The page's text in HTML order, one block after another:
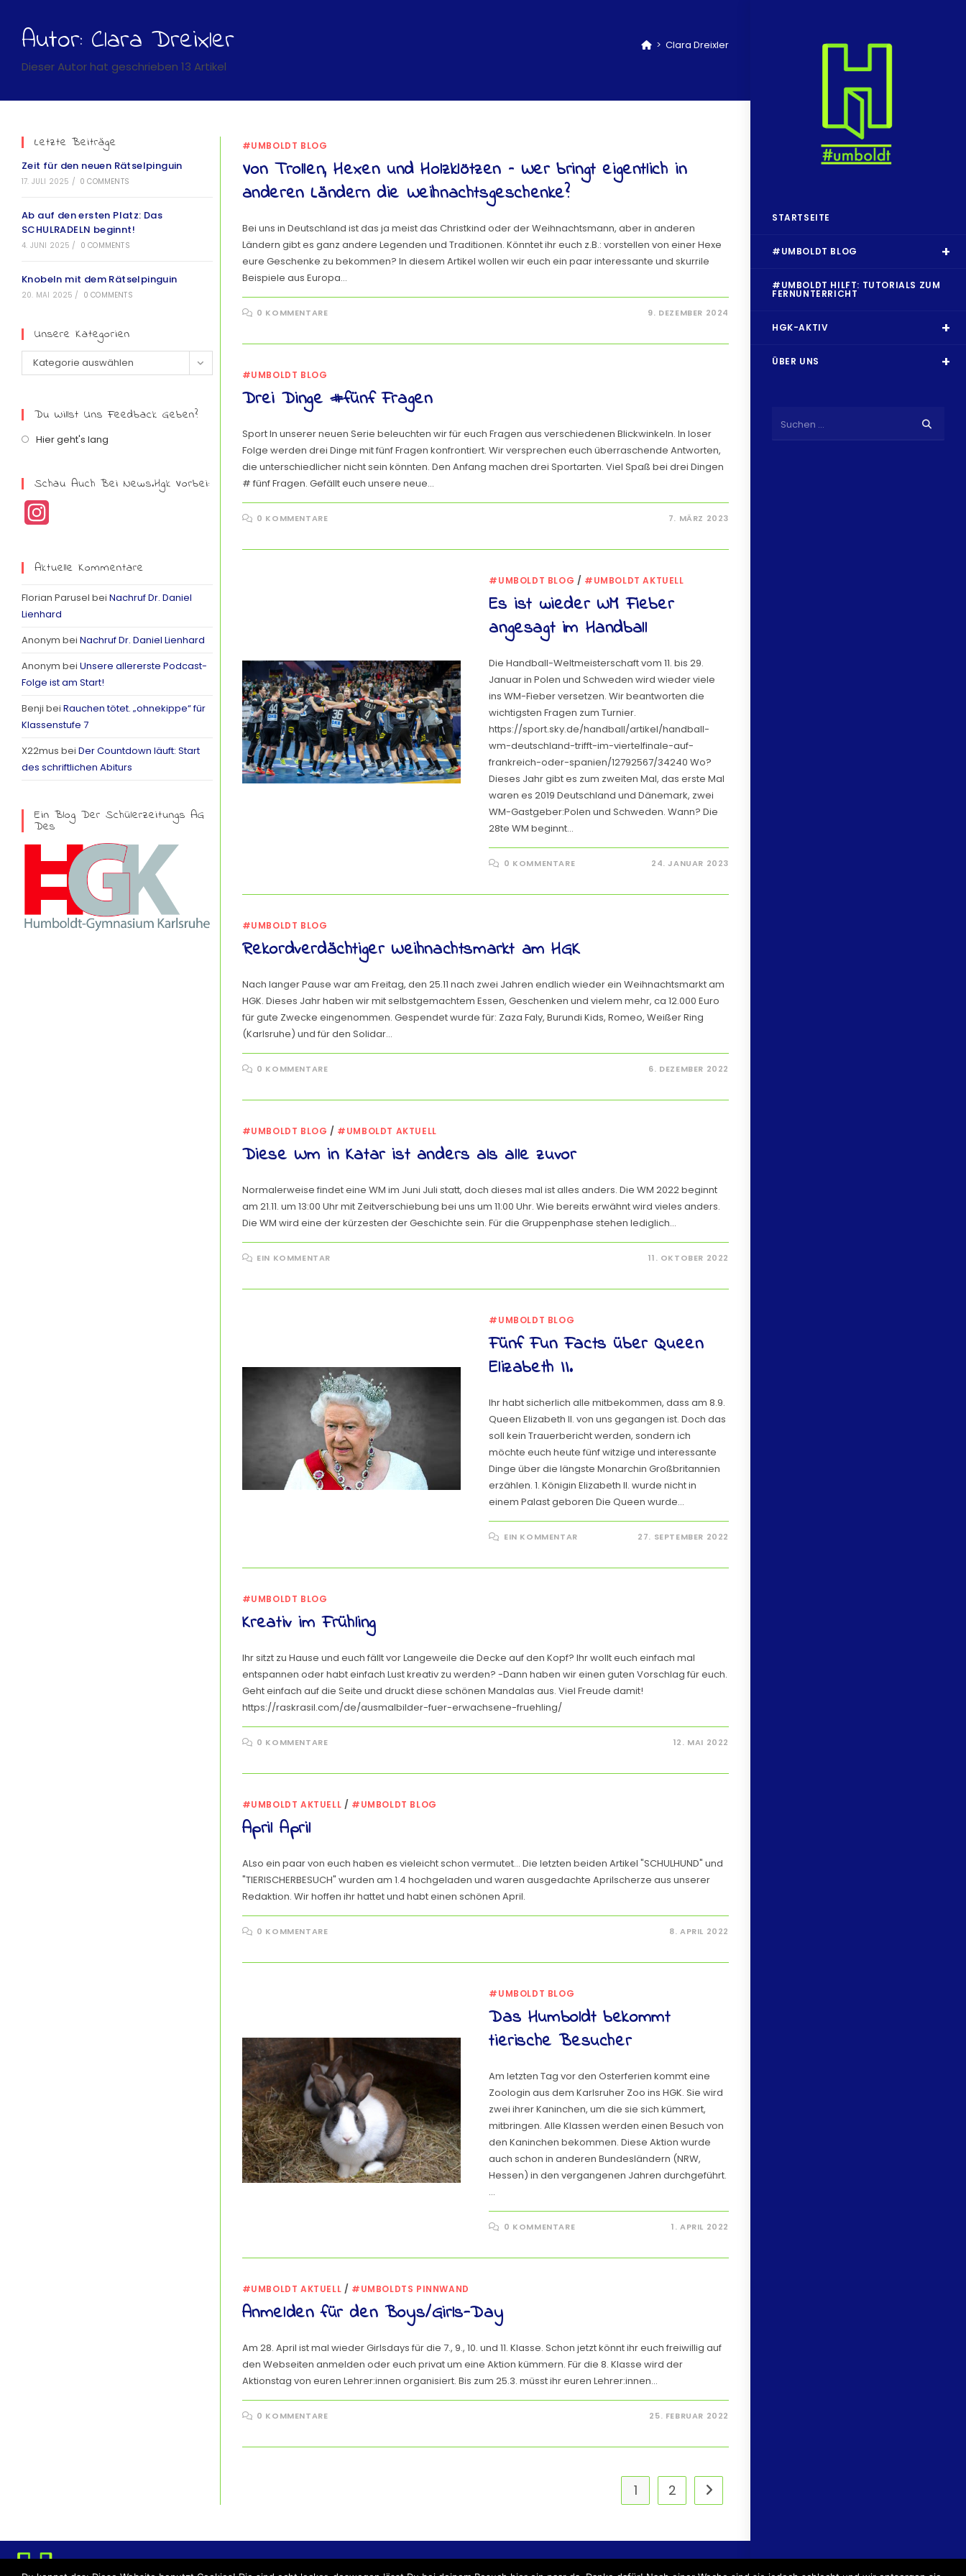
STARTSEITE
#UMBOLDT BLOG
#UMBOLDT HILFT: TUTORIALS ZUM
FERNUNTERRICHT
HGK-AKTIV
ÜBER UNS
Suchen …
Autor: Clara Dreixler
Dieser Autor hat geschrieben 13 Artikel
> Clara Dreixler
#UMBOLDT BLOG
Von Trollen, Hexen und Holzklötzen – Wer bringt eigentlich in
anderen Ländern die Weihnachtsgeschenke?
Bei uns in Deutschland ist das ja meist das Christkind oder der Weihnachtsmann, aber in anderen
Ländern gibt es ganz andere Legenden und Traditionen. Könntet ihr euch z.B.: vorstellen von einer Hexe
eure Geschenke zu bekommen? In diesem Artikel wollen wir euch ein paar interessante und skurrile
Beispiele aus Europa…
0 KOMMENTARE 9. DEZEMBER 2024
#UMBOLDT BLOG
Drei Dinge #fünf Fragen
Sport In unserer neuen Serie beleuchten wir für euch Fragen aus verschiedenen Blickwinkeln. In loser
Folge werden drei Dinge mit fünf Fragen konfrontiert. Wir versprechen euch überraschende Antworten,
die unterschiedlicher nicht sein könnten. Den Anfang machen drei Sportarten. Viel Spaß bei drei Dingen
# fünf Fragen. Gefällt euch unsere neue…
0 KOMMENTARE 7. MÄRZ 2023
#UMBOLDT BLOG / #UMBOLDT AKTUELL
Es ist wieder WM Fieber
angesagt im Handball
Die Handball-Weltmeisterschaft vom 11. bis 29.
Januar in Polen und Schweden wird wieder viele
ins WM-Fieber versetzen. Wir beantworten die
wichtigsten Fragen zum Turnier.
https://sport.sky.de/handball/artikel/handball-
wm-deutschland-trifft-im-viertelfinale-auf-
frankreich-oder-spanien/12792567/34240 Wo?
Dieses Jahr gibt es zum zweiten Mal, das erste Mal
waren es 2019 Deutschland und Dänemark, zwei
WM-Gastgeber:Polen und Schweden. Wann? Die
28te WM beginnt…
0 KOMMENTARE 24. JANUAR 2023
#UMBOLDT BLOG
Rekordverdächtiger Weihnachtsmarkt am HGK
Nach langer Pause war am Freitag, den 25.11 nach zwei Jahren endlich wieder ein Weihnachtsmarkt am
HGK. Dieses Jahr haben wir mit selbstgemachtem Essen, Geschenken und vielem mehr, ca 12.000 Euro
für gute Zwecke eingenommen. Gespendet wurde für: Zaza Faly, Burundi Kids, Romeo, Weißer Ring
(Karlsruhe) und für den Solidar…
0 KOMMENTARE 6. DEZEMBER 2022
#UMBOLDT BLOG / #UMBOLDT AKTUELL
Diese Wm in Katar ist anders als alle zuvor
Normalerweise findet eine WM im Juni Juli statt, doch dieses mal ist alles anders. Die WM 2022 beginnt
am 21.11. um 13:00 Uhr mit Zeitverschiebung bei uns um 11:00 Uhr. Wie bereits erwähnt wird vieles anders.
Die WM wird eine der kürzesten der Geschichte sein. Für die Gruppenphase stehen lediglich…
EIN KOMMENTAR 11. OKTOBER 2022
#UMBOLDT BLOG
Fünf Fun Facts über Queen
Elizabeth II.
Ihr habt sicherlich alle mitbekommen, dass am 8.9.
Queen Elizabeth II. von uns gegangen ist. Doch das
soll kein Trauerbericht werden, sondern ich
möchte euch heute fünf witzige und interessante
Dinge über die längste Monarchin Großbritannien
erzählen. 1. Königin Elizabeth II. wurde nicht in
einem Palast geboren Die Queen wurde…
EIN KOMMENTAR 27. SEPTEMBER 2022
#UMBOLDT BLOG
Kreativ im Frühling
Ihr sitzt zu Hause und euch fällt vor Langeweile die Decke auf den Kopf? Ihr wollt euch einfach mal
entspannen oder habt einfach Lust kreativ zu werden? -Dann haben wir einen guten Vorschlag für euch.
Geht einfach auf die Seite und druckt diese schönen Mandalas aus. Viel Freude damit!
https://raskrasil.com/de/ausmalbilder-fuer-erwachsene-fruehling/
0 KOMMENTARE 12. MAI 2022
#UMBOLDT AKTUELL / #UMBOLDT BLOG
April April
ALso ein paar von euch haben es vieleicht schon vermutet... Die letzten beiden Artikel "SCHULHUND" und
"TIERISCHERBESUCH" wurden am 1.4 hochgeladen und waren ausgedachte Aprilscherze aus unserer
Redaktion. Wir hoffen ihr hattet und habt einen schönen April.
0 KOMMENTARE 8. APRIL 2022
#UMBOLDT BLOG
Das Humboldt bekommt
tierische Besucher
Am letzten Tag vor den Osterferien kommt eine
Zoologin aus dem Karlsruher Zoo ins HGK. Sie wird
zwei ihrer Kaninchen, um die sie sich kümmert,
mitbringen. Alle Klassen werden einen Besuch von
den Kaninchen bekommen. Diese Aktion wurde
auch schon in anderen Bundesländern (NRW,
Hessen) in den vergangenen Jahren durchgeführt.
…
0 KOMMENTARE 1. APRIL 2022
#UMBOLDT AKTUELL / #UMBOLDTS PINNWAND
Anmelden für den Boys/Girls-Day
Am 28. April ist mal wieder Girlsdays für die 7., 9., 10. und 11. Klasse. Schon jetzt könnt ihr euch freiwillig auf
den Webseiten anmelden oder euch privat um eine Aktion kümmern. Für die 8. Klasse wird der
Aktionstag von euren Lehrer:innen organisiert. Bis zum 25.3. müsst ihr euren Lehrer:innen…
0 KOMMENTARE 25. FEBRUAR 2022
1 2
Letzte Beiträge
Zeit für den neuen Rätselpinguin
17. JULI 2025 / 0 COMMENTS
Ab auf den ersten Platz: Das
SCHULRADELN beginnt!
4. JUNI 2025 / 0 COMMENTS
Knobeln mit dem Rätselpinguin
20. MAI 2025 / 0 COMMENTS
Unsere Kategorien
Kategorie auswählen
Du Willst Uns Feedback Geben?
Hier geht's lang
Schau Auch Bei News.hgk Vorbei:
a
g
a
m
Aktuelle Kommentare
Florian Parusel bei Nachruf Dr. Daniel
Lienhard
Anonym bei Nachruf Dr. Daniel Lienhard
Anonym bei Unsere allererste Podcast-
Folge ist am Start!
Benji bei Rauchen tötet. „ohnekippe“ für
Klassenstufe 7
X22mus bei Der Countdown läuft: Start
des schriftlichen Abiturs
Ein Blog Der Schülerzeitungs AG
Des